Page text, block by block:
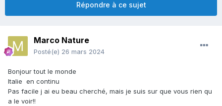
Répondre à ce sujet
Marco Nature
Posté(e) 26 mars 2024
Bonjour tout le monde
Italie en continu
Pas facile j ai eu beau cherché, mais je suis sur que vous rien qu
a le voir!!